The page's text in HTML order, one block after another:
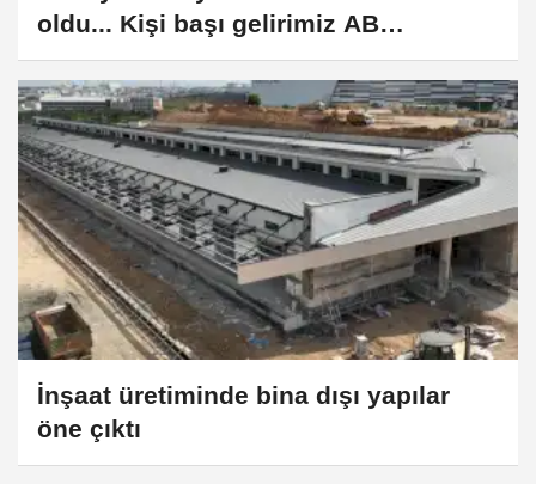
oldu... Kişi başı gelirimiz AB
ortalamasının yüzde 33 altında
İnşaat üretiminde bina dışı yapılar
öne çıktı